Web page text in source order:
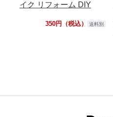
イク リフォーム DIY
350円（税込） 送料別